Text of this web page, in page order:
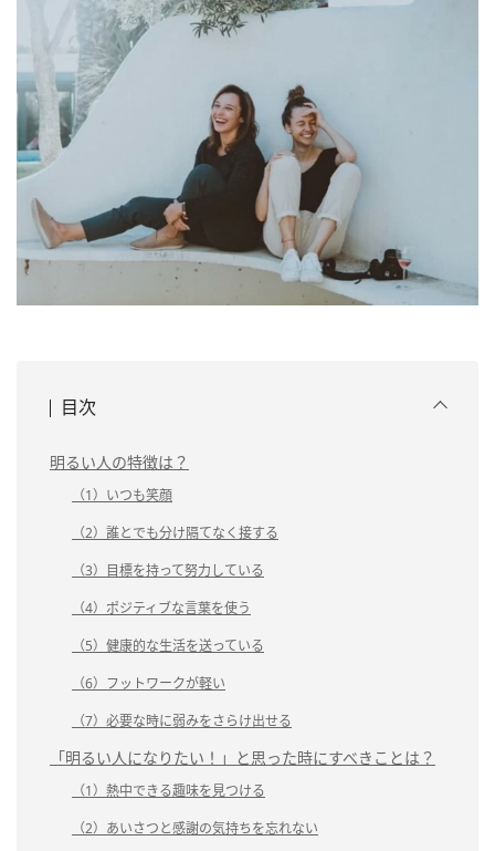
目次
明るい人の特徴は？
（1）いつも笑顔
（2）誰とでも分け隔てなく接する
（3）目標を持って努力している
（4）ポジティブな言葉を使う
（5）健康的な生活を送っている
（6）フットワークが軽い
（7）必要な時に弱みをさらけ出せる
「明るい人になりたい！」と思った時にすべきことは？
（1）熱中できる趣味を見つける
（2）あいさつと感謝の気持ちを忘れない